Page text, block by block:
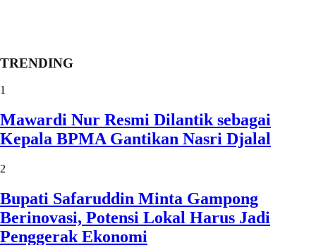
TRENDING
1
Mawardi Nur Resmi Dilantik sebagai
Kepala BPMA Gantikan Nasri Djalal
2
Bupati Safaruddin Minta Gampong
Berinovasi, Potensi Lokal Harus Jadi
Penggerak Ekonomi